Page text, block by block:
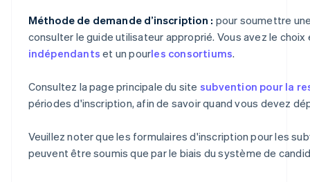
Méthode de demande d’inscription : pour soumettre
consulter le guide utilisateur approprié. Vous avez le
indépendants et un pourles consortiums.
Consultez la page principale du site subvention pour la
périodes d'inscription, afin de savoir quand vous devez
Veuillez noter que les formulaires d'inscription pour les
peuvent être soumis que par le biais du système de